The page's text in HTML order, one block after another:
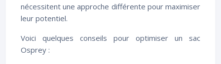
nécessitent une approche différente pour maximiser
leur potentiel.
Voici quelques conseils pour optimiser un sac
Osprey :